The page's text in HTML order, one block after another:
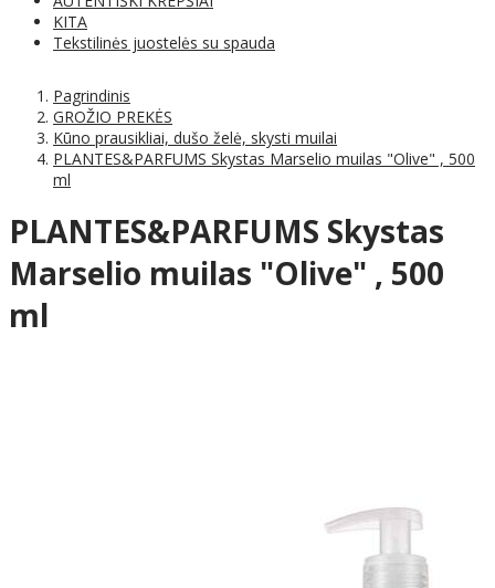
KITA
Tekstilinės juostelės su spauda
Pagrindinis
GROŽIO PREKĖS
Kūno prausikliai, dušo želė, skysti muilai
PLANTES&PARFUMS Skystas Marselio muilas "Olive" , 500
ml
PLANTES&PARFUMS Skystas
Marselio muilas "Olive" , 500
ml